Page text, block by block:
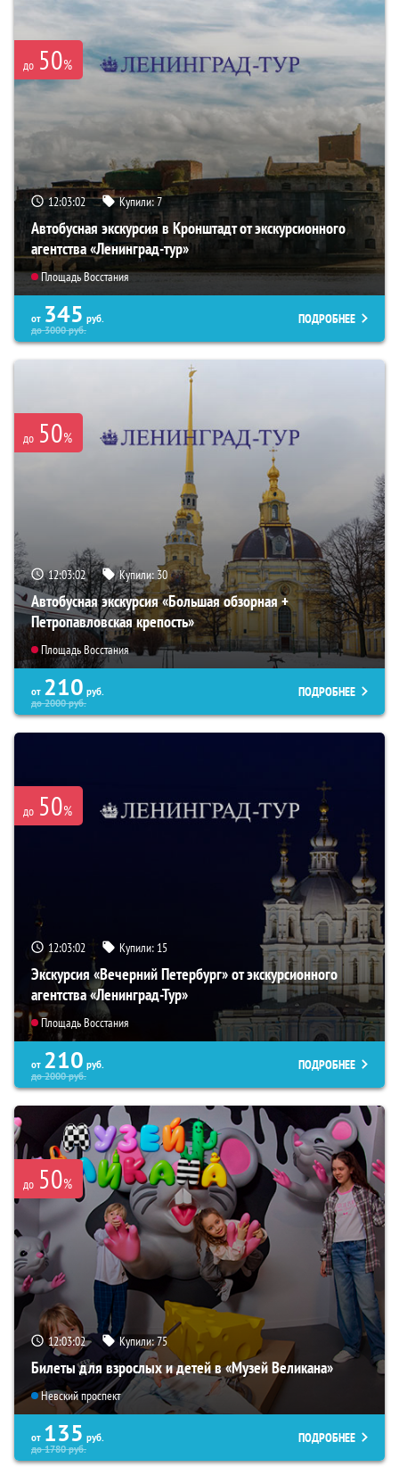
до 50%
12:03:01 Купили:7
Автобусная экскурсия в Кронштадт от экскурсионного
агентства «Ленинград-тур»
Площадь Восстания
от 345 руб.
до3000руб.
ПОДРОБНЕЕ
до 50%
12:03:01 Купили: 30
Автобусная экскурсия «Большая обзорная +
Петропавловская крепость»
Площадь Восстания
от 210 руб.
до2000руб.
ПОДРОБНЕЕ
до 50%
12:03:01 Купили: 15
Экскурсия «Вечерний Петербург» от экскурсионного
агентства «Ленинград-Тур»
Площадь Восстания
от 210 руб.
до2000руб.
ПОДРОБНЕЕ
до 50%
12:03:01 Купили:75
Билеты для взрослых и детей в «Музей Великана»
Невский проспект
от 135 руб.
до1780руб.
ПОДРОБНЕЕ